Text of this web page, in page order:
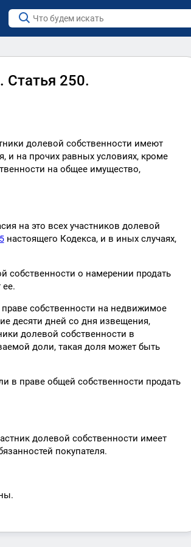
Статья 250.
долевой собственности имеют
и на прочих равных условиях, кроме
на общее имущество,
на это всех участников долевой
настоящего Кодекса, и в иных случаях,
собственности о намерении продать
собственности на недвижимое
десяти дней со дня извещения,
долевой собственности в
доли, такая доля может быть
в праве общей собственности продать
долевой собственности имеет
покупателя.